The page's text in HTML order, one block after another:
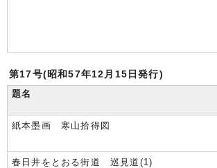
第17号(昭和57年12月15日発行)
題名
紙本墨画 寒山拾得図
春日井をとおる街道 巡見道(1)